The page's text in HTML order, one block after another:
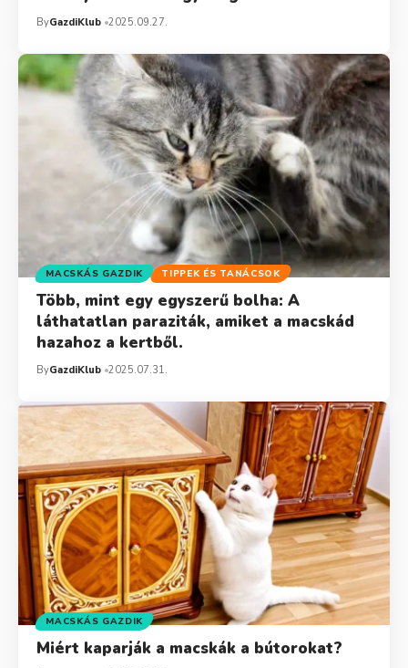
ByGazdiKlub 2025.09.27.
MACSKÁS GAZDIK TIPPEK ÉS TANÁCSOK
Több, mint egy egyszerű bolha: A
láthatatlan paraziták, amiket a macskád
hazahoz a kertből.
ByGazdiKlub 2025.07.31.
MACSKÁS GAZDIK
Miért kaparják a macskák a bútorokat?